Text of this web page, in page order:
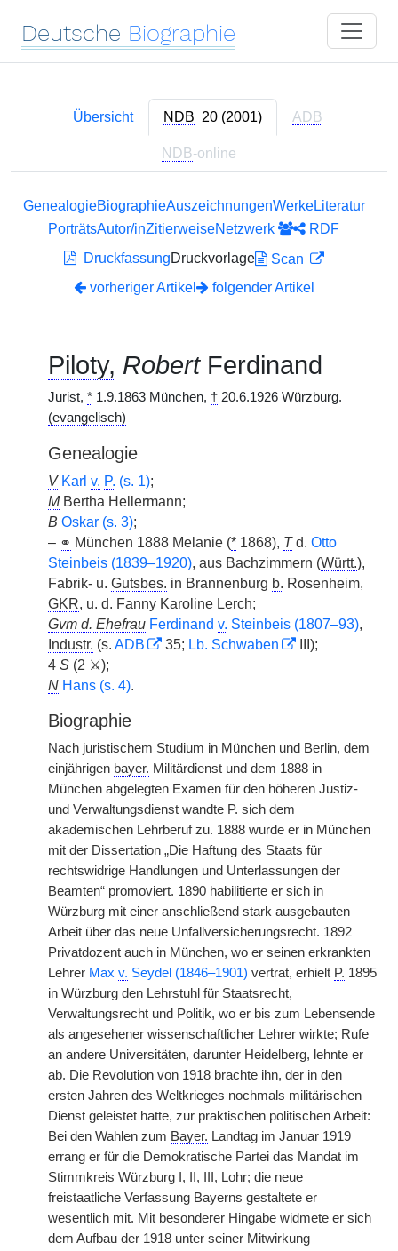
Deutsche Biographie
Übersicht NDB 20 (2001) ADB
NDB-online
GenealogieBiographieAuszeichnungenWerkeLiteratur
PorträtsAutor/inZitierweiseNetzwerk
RDF
DruckfassungDruckvorlage
Scan
vorheriger Artikel
folgender Artikel
Piloty, RobertFerdinand
Jurist, * 1.9.1863 München, † 20.6.1926 Würzburg.
(evangelisch)
Genealogie
V Karl v. P. (s. 1);
MBertha Hellermann;
B Oskar (s. 3);
– ⚭ München 1888 Melanie (* 1868), Td. Otto
Steinbeis (1839–1920), aus Bachzimmern (Württ.),
Fabrik- u. Gutsbes. in Brannenburg b. Rosenheim,
GKR, u. d. Fanny Karoline Lerch;
Gvm d. Ehefrau Ferdinand v. Steinbeis (1807–93),
Industr. (s. ADB 35; Lb. Schwaben
III);
4 S (2 ⚔);
N Hans (s. 4).
Biographie
Nach juristischem Studium in München und Berlin, dem
einjährigen bayer. Militärdienst und dem 1888 in
München abgelegten Examen für den höheren Justiz-
und Verwaltungsdienst wandte P. sich dem
akademischen Lehrberuf zu. 1888 wurde er in München
mit der Dissertation „Die Haftung des Staats für
rechtswidrige Handlungen und Unterlassungen der
Beamten“ promoviert. 1890 habilitierte er sich in
Würzburg mit einer anschließend stark ausgebauten
Arbeit über das neue Unfallversicherungsrecht. 1892
Privatdozent auch in München, wo er seinen erkrankten
Lehrer Max v. Seydel (1846–1901) vertrat, erhielt P. 1895
in Würzburg den Lehrstuhl für Staatsrecht,
Verwaltungsrecht und Politik, wo er bis zum Lebensende
als angesehener wissenschaftlicher Lehrer wirkte; Rufe
an andere Universitäten, darunter Heidelberg, lehnte er
ab. Die Revolution von 1918 brachte ihn, der in den
ersten Jahren des Weltkrieges nochmals militärischen
Dienst geleistet hatte, zur praktischen politischen Arbeit:
Bei den Wahlen zum Bayer. Landtag im Januar 1919
errang er für die Demokratische Partei das Mandat im
Stimmkreis Würzburg I, II, III, Lohr; die neue
freistaatliche Verfassung Bayerns gestaltete er
wesentlich mit. Mit besonderer Hingabe widmete er sich
dem Aufbau der 1918 unter seiner Mitwirkung